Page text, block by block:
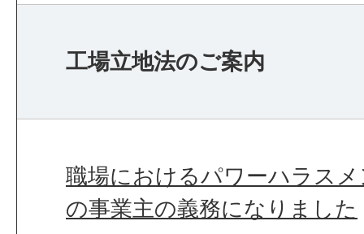
工場立地法のご案内
職場におけるパワーハラス
の事業主の義務になりました